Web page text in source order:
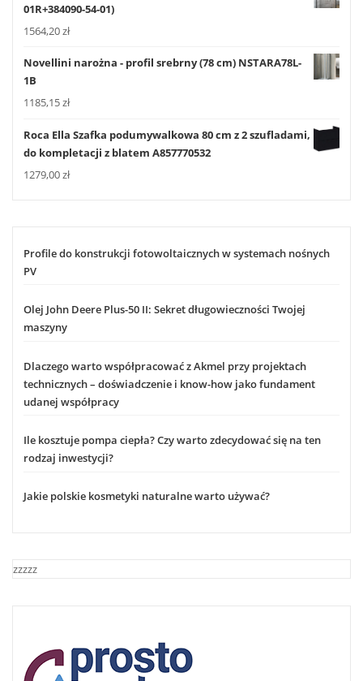
01R+384090-54-01)
1564,20zł
Novellini narożna - profil srebrny (78 cm) NSTARA78L-
1B
1185,15zł
Roca Ella Szafka podumywalkowa 80 cm z 2 szufladami,
do kompletacji z blatem A857770532
1279,00zł
Profile do konstrukcji fotowoltaicznych w systemach nośnych
PV
Olej John Deere Plus-50 II: Sekret długowieczności Twojej
maszyny
Dlaczego warto współpracować z Akmel przy projektach
technicznych – doświadczenie i know-how jako fundament
udanej współpracy
Ile kosztuje pompa ciepła? Czy warto zdecydować się na ten
rodzaj inwestycji?
Jakie polskie kosmetyki naturalne warto używać?
zzzzz